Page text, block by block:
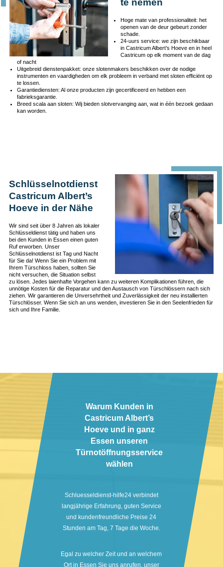
te nemen
Hoge mate van professionaliteit: het
openen van de deur gebeurt zonder
schade.
24-uurs service: we zijn beschikbaar
in Castricum Albert’s Hoeve en in heel
Castricum op elk moment van de dag
of nacht
Uitgebreid dienstenpakket: onze slotenmakers beschikken over de nodige
instrumenten en vaardigheden om elk probleem in verband met sloten efficiënt op
te lossen.
Garantiediensten: Al onze producten zijn gecertificeerd en hebben een
fabrieksgarantie.
Breed scala aan sloten: Wij bieden slotvervanging aan, wat in één bezoek gedaan
kan worden.
Schlüsselnotdienst
Castricum Albert’s
Hoeve in der Nähe
Wir sind seit über 8 Jahren als lokaler
Schlüsseldienst tätig und haben uns
bei den Kunden in Essen einen guten
Ruf erworben. Unser
Schlüsselnotdienst ist Tag und Nacht
für Sie da! Wenn Sie ein Problem mit
Ihrem Türschloss haben, sollten Sie
nicht versuchen, die Situation selbst
zu lösen. Jedes laienhafte Vorgehen kann zu weiteren Komplikationen führen, die
unnötige Kosten für die Reparatur und den Austausch von Türschlössern nach sich
ziehen. Wir garantieren die Unversehrtheit und Zuverlässigkeit der neu installierten
Türschlösser. Wenn Sie sich an uns wenden, investieren Sie in den Seelenfrieden für
sich und Ihre Familie.
Warum Kunden in
Castricum Albert’s
Hoeve und in ganz
Essen unseren
Türnotöffnungsservice
wählen
Schluesseldienst-hilfe24 verbindet
langjährige Erfahrung, guten Service
und kundenfreundliche Preise 24
Stunden am Tag, 7 Tage die Woche.
Egal zu welcher Zeit und an welchem
Ort in Essen Sie uns anrufen, unser